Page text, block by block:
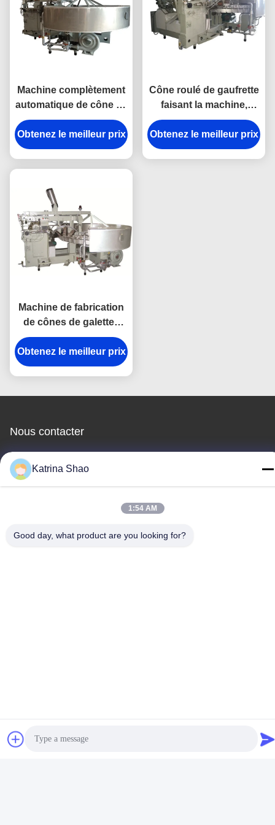
Machine complètement
automatique de cône de
gaufrette de crème
glacée pour l'usine de
casse-croûte
Obtenez le meilleur prix
Cône roulé de gaufrette
faisant la machine,
machine de biscuit de
crème glacée garantie
d'un an
Obtenez le meilleur prix
Machine de fabrication
de cônes de galettes
industrielles 380V 1,5kw
Pour la cuisson de la
crème glacée cône
Obtenez le meilleur prix
Nous contacter
Guang Zhou Jian Xiang Machinery
Co. LTD
katrina@jxmachineryco.com
Katrina Shao
1:54 AM
Good day, what product are you looking for?